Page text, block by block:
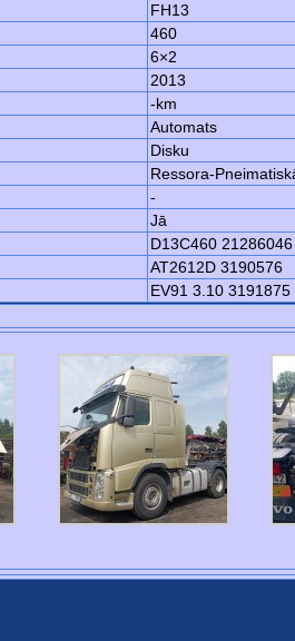
FH13
460
6×2
2013
-km
Automats
Disku
Ressora-
-
Jā
D13C460 21286046
AT2612D 3190576
EV91 3.10 3191875